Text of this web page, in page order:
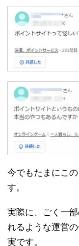
今でもたまにこ
す。
実際に、ごく一
れるような運営
実です。